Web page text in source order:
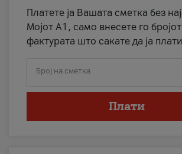
Платете ја Вашата сметка без
Мојот А1, само внесете го
фактурата што сакате да ја
Број на сметка
Плати